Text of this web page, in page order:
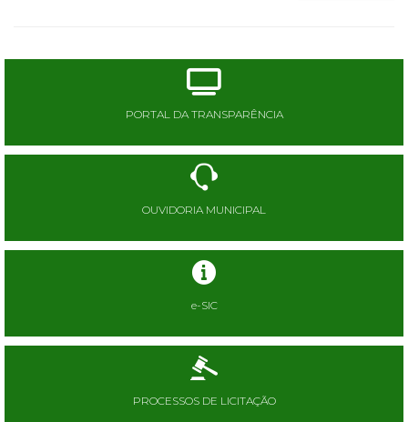
PORTAL DA TRANSPARÊNCIA
OUVIDORIA MUNICIPAL
e-SIC
PROCESSOS DE LICITAÇÃO